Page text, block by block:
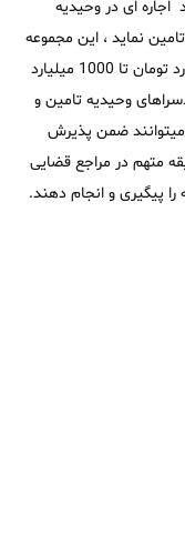
ای در وحیدیه
نماید ، این مجموعه
توانایی آنرا داشته که سند های ملکی از 1 میلیارد تومان تا 1000 میلیارد
وحیدیه تامین و
میتوانند ضمن پذیرش
متهم در مراجع قضایی
پیگیری و انجام دهند.